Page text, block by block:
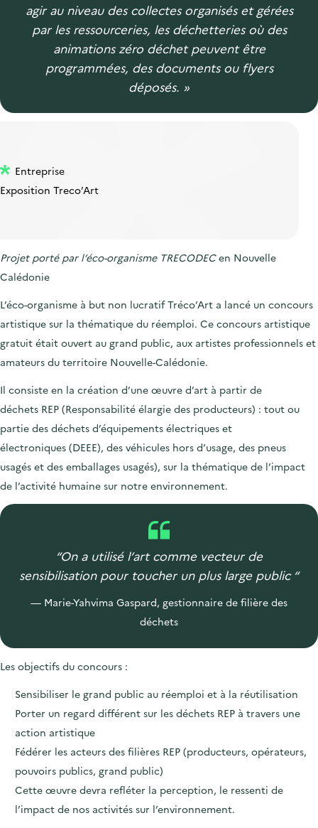
agir au niveau des collectes organisés et gérées
par les ressourceries, les déchetteries où des
animations zéro déchet peuvent être
programmées, des documents ou flyers
déposés. »
Entreprise
Exposition Treco’Art
Projet porté par l’éco-organisme TRECODECen Nouvelle
Calédonie
L’éco-organisme à but non lucratif Tréco’Art a lancé un concours
artistique sur la thématique du réemploi. Ce concours artistique
gratuit était ouvert au grand public, aux artistes professionnels et
amateurs du territoire Nouvelle-Calédonie.
Il consiste en la création d’une œuvre d’art à partir de
déchets REP (Responsabilité élargie des producteurs) : tout ou
partie des déchets d’équipements électriques et
électroniques (DEEE), des véhicules hors d’usage, des pneus
usagés et des emballages usagés), sur la thématique de l’impact
de l’activité humaine sur notre environnement.
“On a utilisé l’art comme vecteur de
sensibilisation pour toucher un plus large public “
Marie-Yahvima Gaspard, gestionnaire de filière des
déchets
Les objectifs du concours :
Sensibiliser le grand public au réemploi et à la réutilisation
Porter un regard différent sur les déchets REP à travers une
action artistique
Fédérer les acteurs des filières REP (producteurs, opérateurs,
pouvoirs publics, grand public)
Cette œuvre devra refléter la perception, le ressenti de
l’impact de nos activités sur l’environnement.